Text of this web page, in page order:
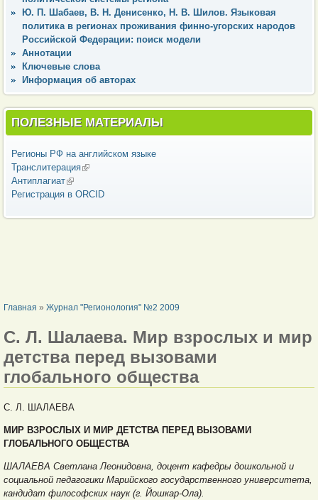
Ю. П. Шабаев, В. Н. Денисенко, Н. В. Шилов. Языковая
политика в регионах проживания финно-угорских народов
Российской Федерации: поиск модели
Аннотации
Ключевые слова
Информация об авторах
ПОЛЕЗНЫЕ МАТЕРИАЛЫ
Регионы РФ на английском языке
Транслитерация(внешняя ссылка)
Антиплагиат(внешняя ссылка)
Регистрация в ORCID
ВЫ ЗДЕСЬ
Главная » Журнал "Регионология" №2 2009
С. Л. Шалаева. Мир взрослых и мир
детства перед вызовами
глобального общества
С. Л. ШАЛАЕВА
МИР ВЗРОСЛЫХ И МИР ДЕТСТВА ПЕРЕД ВЫЗОВАМИ
ГЛОБАЛЬНОГО ОБЩЕСТВА
ШАЛАЕВА Светлана Леонидовна, доцент кафедры дошкольной и
социальной педагогики Марийского государственного университета,
кандидат философских наук (г. Йошкар-Ола).